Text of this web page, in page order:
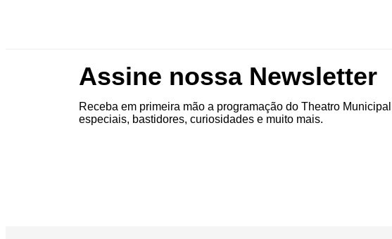
Assine nossa Newsletter
Receba em primeira mão a programação do Theatro
especiais, bastidores, curiosidades e muito mais.